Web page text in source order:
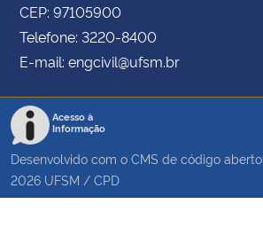
CEP: 97105900
Telefone: 3220-8400
E-mail: engcivil@ufsm.br
Acesso à
Informação
Desenvolvido com o CMS de código aberto
2026 UFSM / CPD